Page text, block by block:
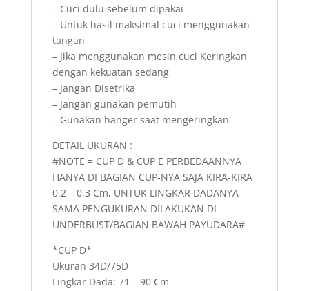
– Cuci dulu sebelum dipakai
– Untuk hasil maksimal cuci menggunakan
tangan
– Jika menggunakan mesin cuci Keringkan
dengan kekuatan sedang
– Jangan Disetrika
– Jangan gunakan pemutih
– Gunakan hanger saat mengeringkan
DETAIL UKURAN :
#NOTE = CUP D & CUP E PERBEDAANNYA
HANYA DI BAGIAN CUP-NYA SAJA KIRA-KIRA
0,2 – 0,3 Cm, UNTUK LINGKAR DADANYA
SAMA PENGUKURAN DILAKUKAN DI
UNDERBUST/BAGIAN BAWAH PAYUDARA#
*CUP D*
Ukuran 34D/75D
Lingkar Dada: 71 – 90 Cm